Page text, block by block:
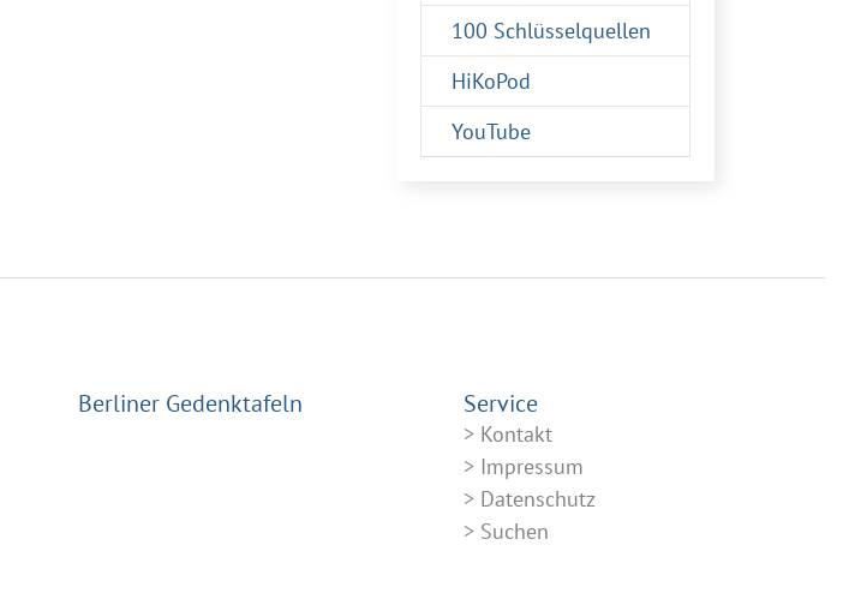
100 Schlüsselquellen
HiKoPod
YouTube
Berliner Gedenktafeln Service
Kontakt
Impressum
Datenschutz
Suchen